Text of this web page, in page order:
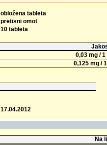
obložena tableta
pretisni omot
10 tableta
0,03 mg /
0,125 mg /
17.04.2012
Na